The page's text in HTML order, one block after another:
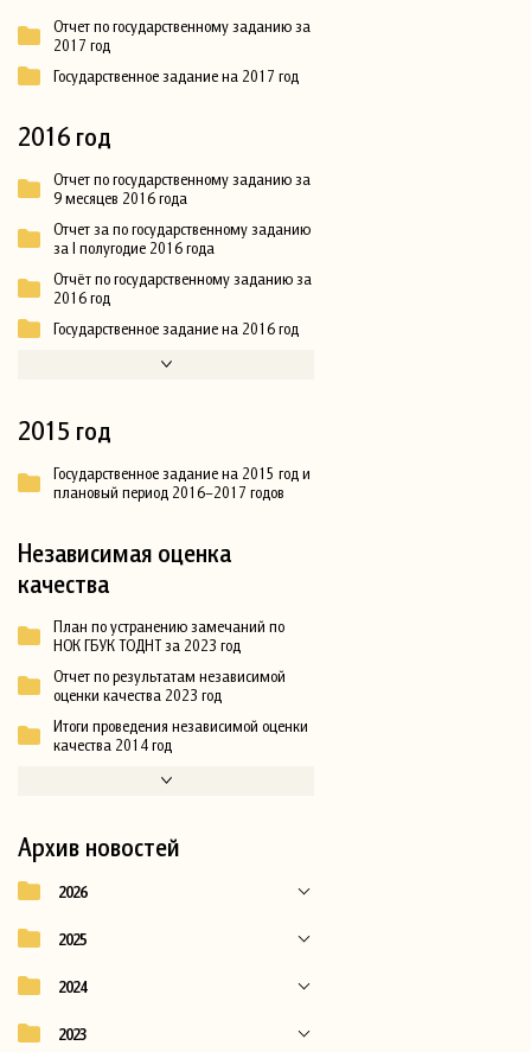
Отчет по государственному заданию за
2017 год
Государственное задание на 2017 год
2016 год
Отчет по государственному заданию за
9 месяцев 2016 года
Отчет за по государственному заданию
за I полугодие 2016 года
Отчёт по государственному заданию за
2016 год
Государственное задание на 2016 год
2015 год
Государственное задание на 2015 год и
плановый период 2016–2017 годов
Независимая оценка
качества
План по устранению замечаний по
НОК ГБУК ТОДНТ за 2023 год
Отчет по результатам независимой
оценки качества 2023 год
Итоги проведения независимой оценки
качества 2014 год
Архив новостей
2026
2025
2024
2023